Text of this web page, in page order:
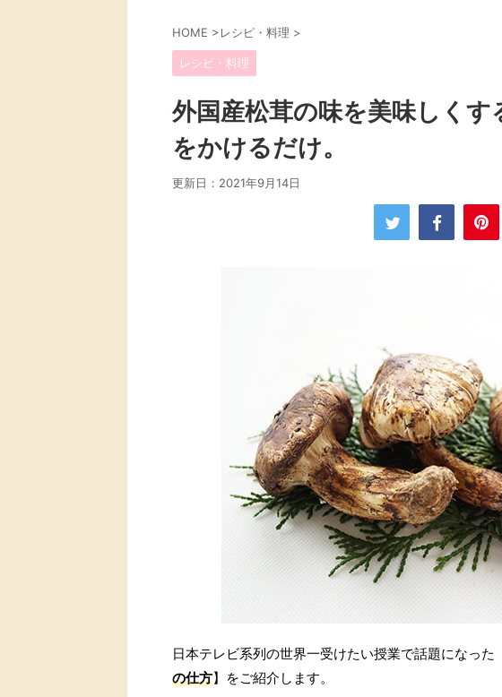
HOME >レシピ・料理 >
レシピ・料理
外国産松茸の味を美味しく
をかけるだけ。
更新日： 2021年9月14日
日本テレビ系列の世界一受けたい授業で話題になった
の仕方】をご紹介します。